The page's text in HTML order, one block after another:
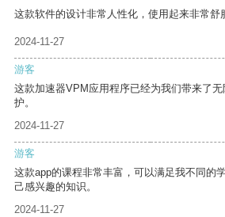
这款软件的设计非常人性化，使用起来非常舒
2024-11-27
游客
这款加速器VPM应用程序已经为我们带来了
护。
2024-11-27
游客
这款app的课程非常丰富，可以满足我不同的
己感兴趣的知识。
2024-11-27